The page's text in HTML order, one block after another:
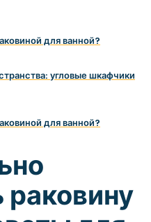
для ванной?
угловые шкафчики
для ванной?
раковину